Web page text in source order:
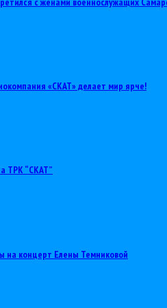
«СКАТ» делает мир ярче!
ТРК “СКАТ”
на концерт Елены Темниковой